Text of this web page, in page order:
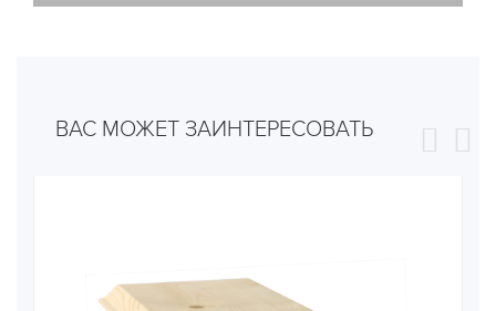
ВАС МОЖЕТ ЗАИНТЕРЕСОВАТЬ